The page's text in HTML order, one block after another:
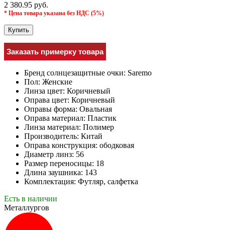
2 380.95 руб.
* Цена товара указана без НДС (5%)
Купить
Заказать примерку товара
Бренд солнцезащитные очки: Saremo
Пол: Женские
Линза цвет: Коричневый
Оправа цвет: Коричневый
Оправы форма: Овальная
Оправа материал: Пластик
Линза материал: Полимер
Производитель: Китай
Оправа конструкция: ободковая
Диаметр линз: 56
Размер переносицы: 18
Длина заушника: 143
Комплектация: Футляр, салфетка
Есть в наличии
Металлургов